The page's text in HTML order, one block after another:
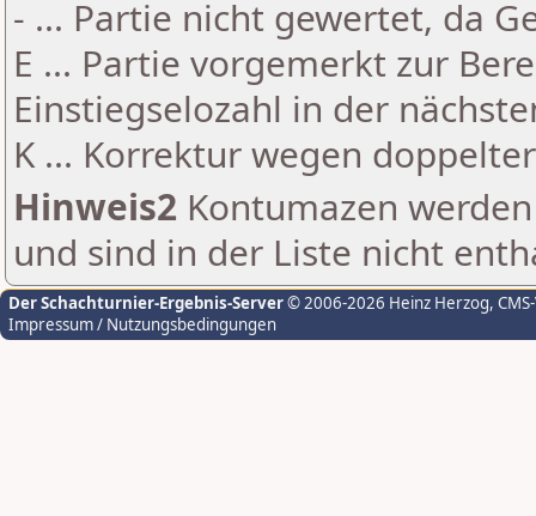
- ... Partie nicht gewertet, da
E ... Partie vorgemerkt zur
Einstiegselozahl in der
K ... Korrektur wegen
Hinweis2 Kontumazen
und sind in der Liste nicht
Der Schachturnier-Ergebnis-Server© 2006-2026 Heinz Herzog,
Impressum / Nutzungsbedingungen